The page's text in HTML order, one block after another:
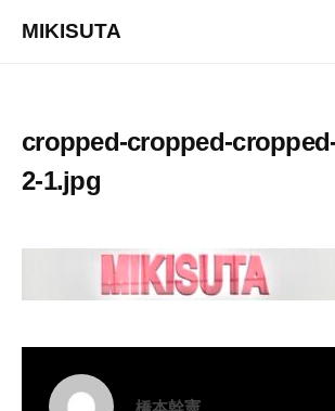
MIKISUTA
i
o
r
i
cropped-cropped-
2-1.jpg
橋本幹憲